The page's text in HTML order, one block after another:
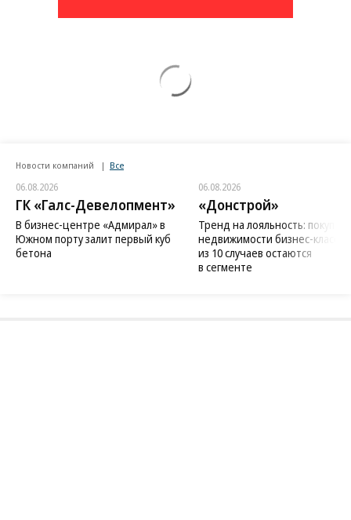
Новости компаний Все
06.08.2026
ГК «Галс-Девелопмент»
В бизнес-центре «Адмирал» в
Южном порту залит первый куб
бетона
06.08.2026
«Донстрой»
Тренд на лояльность:
недвижимости бизнес-класса
из 10 случаев остаются
в сегменте